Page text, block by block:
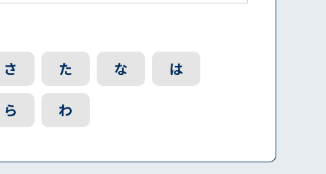
さ た な は
ら わ